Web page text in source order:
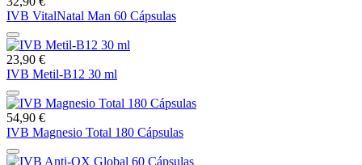
IVB VitalNatal Man 60 Cápsulas
23,90 €
IVB Metil-B12 30 ml
54,90 €
IVB Magnesio Total 180 Cápsulas